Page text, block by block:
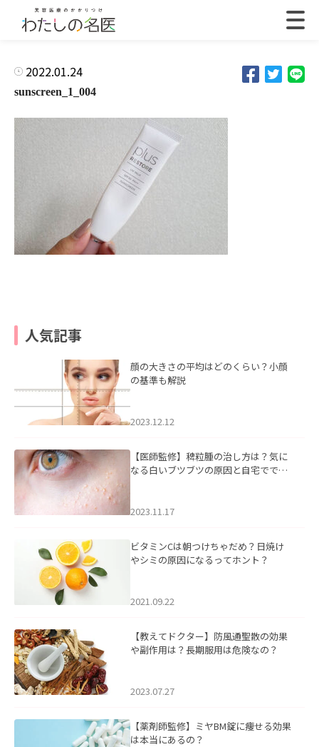
2022.01.24
sunscreen_1_004
人気記事
顔の大きさの平均はどのくらい？小顔
の基準も解説
2023.12.12
【医師監修】稗粒腫の治し方は？気に
なる白いブツブツの原因と自宅ででき
2023.11.17
ビタミンCは朝つけちゃだめ？日焼け
やシミの原因になるってホント？
2021.09.22
【教えてドクター】防風通聖散の効果
や副作用は？長期服用は危険なの？
2023.07.27
【薬剤師監修】ミヤBM錠に痩せる効果
は本当にあるの？